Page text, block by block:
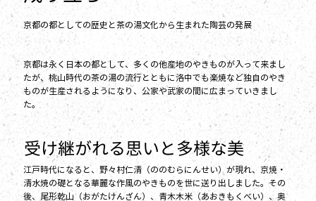
京都の都としての歴史と茶の湯文化から生まれた陶芸の発展
京都は永く日本の都として、多くの他産地のやきものが入って来まし
たが、桃山時代の茶の湯の流行とともに洛中でも楽焼など独自のやき
ものが生産されるようになり、公家や武家の間に広まっていきまし
た。
江戸時代になると、野々村仁清（ののむらにんせい）が現れ、京焼・
清水焼の礎となる華麗な作風のやきものを世に送り出しました。その
後、尾形乾山（おがたけんざん）、青木木米（あおきもくべい）、奥
受け継がれる思いと多様な美